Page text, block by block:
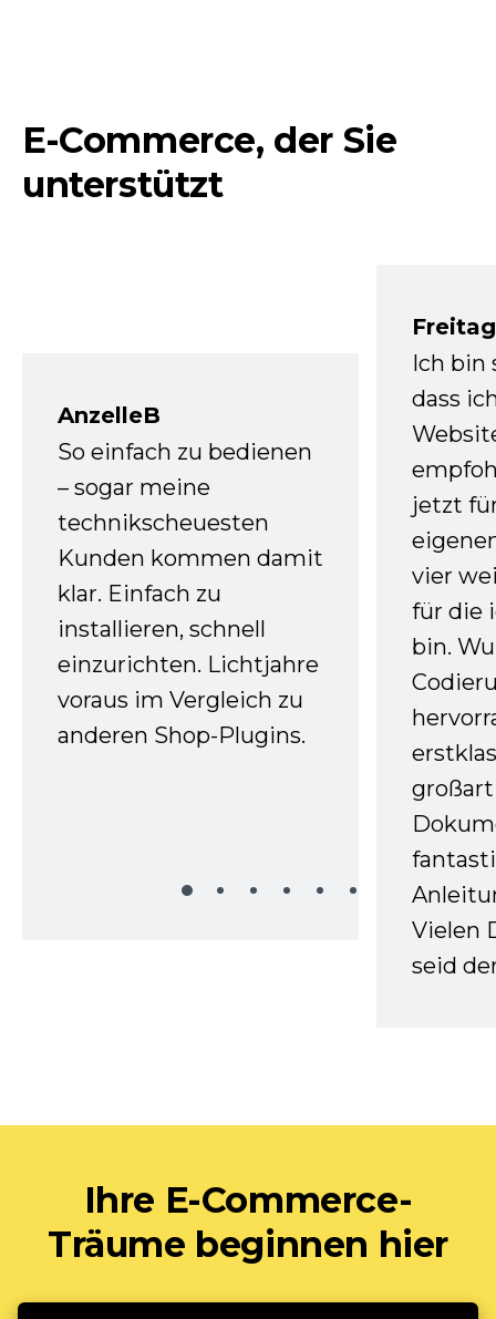
E-Commerce, der Sie
unterstützt
AnzelleB
So einfach zu bedienen
– sogar meine
technikscheuesten
Kunden kommen damit
klar. Einfach zu
installieren, schnell
einzurichten. Lichtjahre
voraus im Vergleich zu
anderen Shop-Plugins.
Ich bin
dass
jetzt
vier
für die
bin.
Vielen
seid
Ihre E-Commerce-
Träume beginnen hier